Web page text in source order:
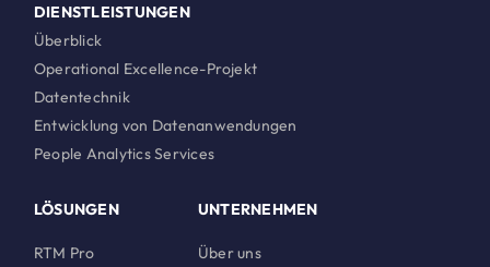
DIENSTLEISTUNGEN
Überblick
Operational Excellence-Projekt
Datentechnik
Entwicklung von Datenanwendungen
People Analytics Services
LÖSUNGEN
RTM Pro
UNTERNEHMEN
Über uns